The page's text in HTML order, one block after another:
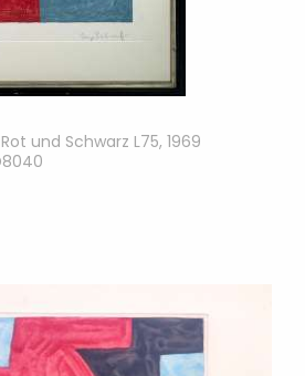
und Schwarz L75, 1969